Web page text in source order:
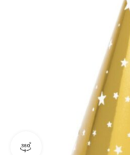
360 product view